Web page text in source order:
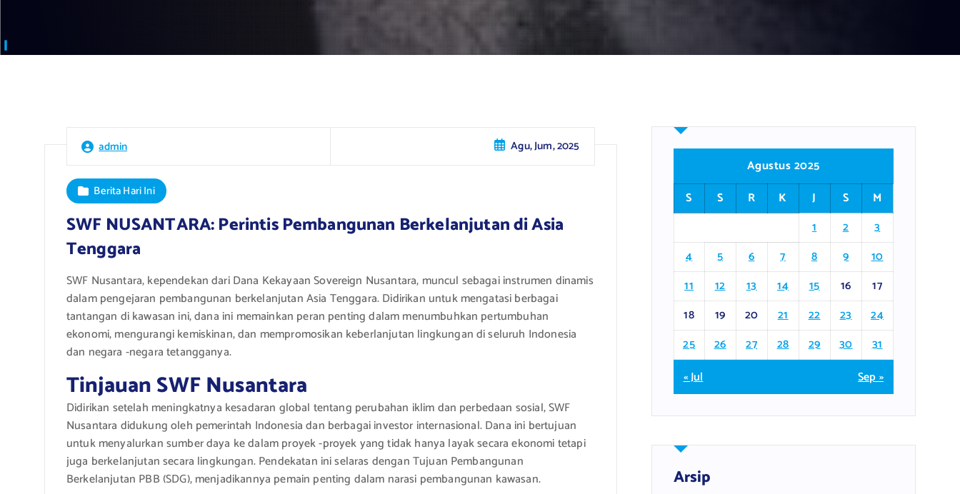
admin Agu, Jum, 2025
Berita Hari Ini
SWF NUSANTARA: Perintis Pembangunan Berkelanjutan di Asia
Tenggara
SWF Nusantara, kependekan dari Dana Kekayaan Sovereign Nusantara, muncul sebagai instrumen dinamis
dalam pengejaran pembangunan berkelanjutan Asia Tenggara. Didirikan untuk mengatasi berbagai
tantangan di kawasan ini, dana ini memainkan peran penting dalam menumbuhkan pertumbuhan
ekonomi, mengurangi kemiskinan, dan mempromosikan keberlanjutan lingkungan di seluruh Indonesia
dan negara -negara tetangganya.
Tinjauan SWF Nusantara
Didirikan setelah meningkatnya kesadaran global tentang perubahan iklim dan perbedaan sosial, SWF
Nusantara didukung oleh pemerintah Indonesia dan berbagai investor internasional. Dana ini bertujuan
untuk menyalurkan sumber daya ke dalam proyek -proyek yang tidak hanya layak secara ekonomi tetapi
juga berkelanjutan secara lingkungan. Pendekatan ini selaras dengan Tujuan Pembangunan
Berkelanjutan PBB (SDG), menjadikannya pemain penting dalam narasi pembangunan kawasan.
Agustus 2025
S
S R K J S
M
1
2
3
4
5 6 7 8 9
10
11
12 13 14 15 16
17
18
19 20 21 22 23
24
25
26 27 28 29 30
31
« Jul
Sep »
Arsip